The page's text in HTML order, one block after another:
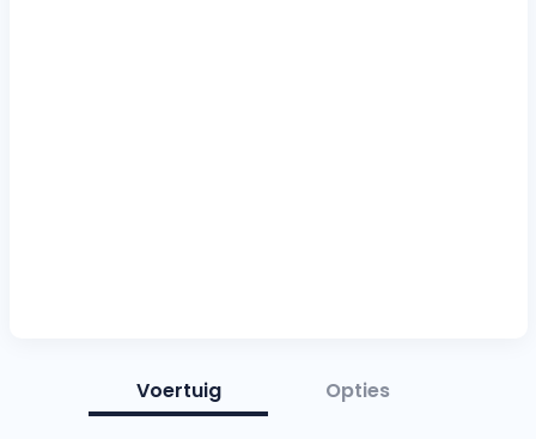
Voertuig Opties